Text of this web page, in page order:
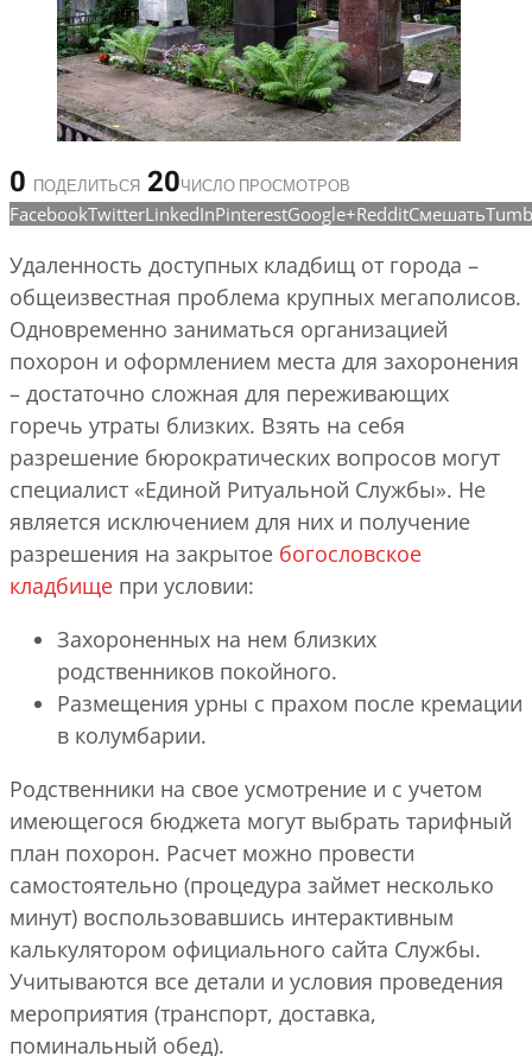
0 ПОДЕЛИТЬСЯ 20ЧИСЛО ПРОСМОТРОВ
FacebookTwitterLinkedInPinterestGoogle+RedditСмешать
Удаленность доступных кладбищ от города –
общеизвестная проблема крупных мегаполисов.
Одновременно заниматься организацией
похорон и оформлением места для захоронения
– достаточно сложная для переживающих
горечь утраты близких. Взять на себя
разрешение бюрократических вопросов могут
специалист «Единой Ритуальной Службы». Не
является исключением для них и получение
разрешения на закрытое богословское
кладбище при условии:
Захороненных на нем близких
родственников покойного.
Размещения урны с прахом после кремации
в колумбарии.
Родственники на свое усмотрение и с учетом
имеющегося бюджета могут выбрать тарифный
план похорон. Расчет можно провести
самостоятельно (процедура займет несколько
минут) воспользовавшись интерактивным
калькулятором официального сайта Службы.
Учитываются все детали и условия проведения
мероприятия (транспорт, доставка,
поминальный обед).